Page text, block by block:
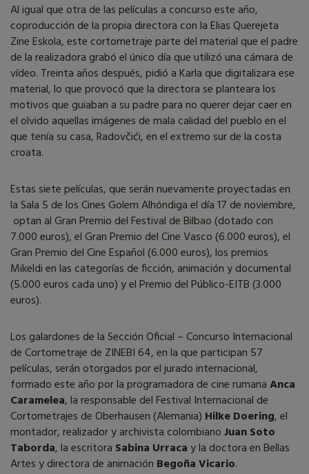
Al igual que otra de las películas a concurso este año,
coproducción de la propia directora con la Elias Querejeta
Zine Eskola, este cortometraje parte del material que el padre
de la realizadora grabó el único día que utilizó una cámara de
vídeo. Treinta años después, pidió a Karla que digitalizara ese
material, lo que provocó que la directora se planteara los
motivos que guiaban a su padre para no querer dejar caer en
el olvido aquellas imágenes de mala calidad del pueblo en el
que tenía su casa, Radovčići, en el extremo sur de la costa
croata.
Estas siete películas, que serán nuevamente proyectadas en
la Sala 5 de los Cines Golem Alhóndiga el día 17 de noviembre,
optan al Gran Premio del Festival de Bilbao (dotado con
7.000 euros), el Gran Premio del Cine Vasco (6.000 euros), el
Gran Premio del Cine Español (6.000 euros), los premios
Mikeldi en las categorías de ficción, animación y documental
(5.000 euros cada uno) y el Premio del Público-EITB (3.000
euros).
Los galardones de la Sección Oficial – Concurso Internacional
de Cortometraje de ZINEBI 64, en la que participan 57
películas, serán otorgados por el jurado internacional,
formado este año por la programadora de cine rumanaAnca
Caramelea, la responsable del Festival Internacional de
Cortometrajes de Oberhausen (Alemania) Hilke Doering, el
montador, realizador y archivista colombianoJuan Soto
Taborda, la escritora Sabina Urracay la doctora en Bellas
Artes y directora de animación Begoña Vicario.